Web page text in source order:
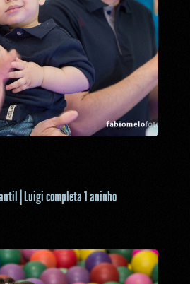
| Luigi completa 1 aninho